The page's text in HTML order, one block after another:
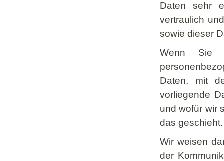
Daten sehr
vertraulich
sowie dieser
Wenn Sie
Daten, mit
vorliegende
und wofür wir
das geschieht.
Wir weisen
der